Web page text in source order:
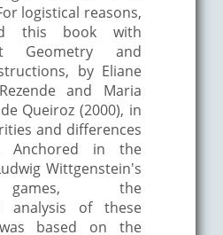
logistical reasons,
this book with
Geometry and
by Eliane
and Maria
Queiroz (2000), in
and differences
Anchored in the
Wittgenstein's
games, the
analysis of these
based on the